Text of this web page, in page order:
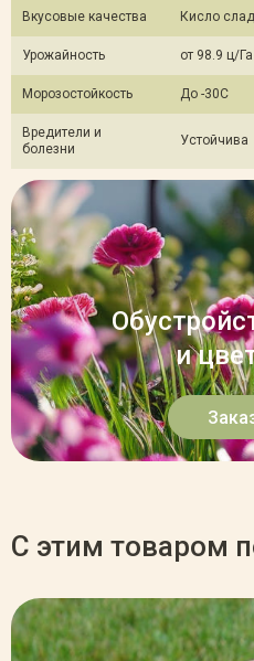
Вкусовые качества Кисло
Урожайность от 98.9 ц/
Морозостойкость До -30С
Вредители и
болезни
Устойчива
и
С этим товаром